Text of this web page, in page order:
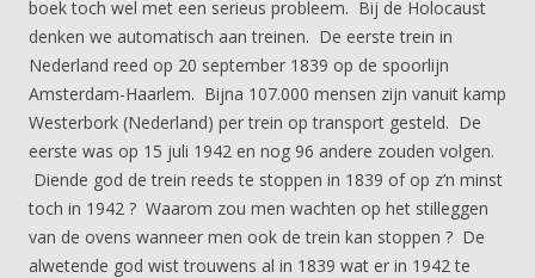
boek toch wel met een serieus probleem. Bij de Holocaust
denken we automatisch aan treinen. De eerste trein in
Nederland reed op 20 september 1839 op de spoorlijn
Amsterdam-Haarlem. Bijna 107.000 mensen zijn vanuit kamp
Westerbork (Nederland) per trein op transport gesteld. De
eerste was op 15 juli 1942 en nog 96 andere zouden volgen.
Diende god de trein reeds te stoppen in 1839 of op z’n minst
toch in 1942 ? Waarom zou men wachten op het stilleggen
van de ovens wanneer men ook de trein kan stoppen ? De
alwetende god wist trouwens al in 1839 wat er in 1942 te